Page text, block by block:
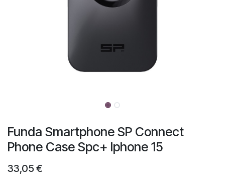
Funda Smartphone SP Connect
Phone Case Spc+ Iphone 15
33,05 €